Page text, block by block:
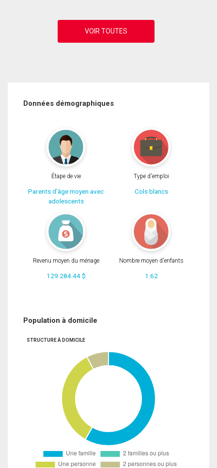
Données démographiques
Étape de vie
Parents d'âge moyen avec
adolescents
Type d'emploi
Cols blancs
Revenu moyen du ménage
129 284.44 $
Nombre moyen d'enfants
1.62
Population à domicile
STRUCTURE À DOMICILE